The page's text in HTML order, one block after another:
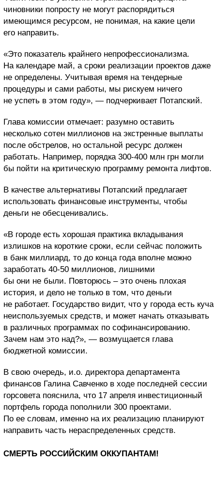
чиновники попросту не могут распорядиться
имеющимся ресурсом, не понимая, на какие цели
его направить.
«Это показатель крайнего непрофессионализма.
На календаре май, а сроки реализации проектов даже
не определены. Учитывая время на тендерные
процедуры и сами работы, мы рискуем ничего
не успеть в этом году», — подчеркивает Потапский.
Глава комиссии отмечает: разумно оставить
несколько сотен миллионов на экстренные выплаты
после обстрелов, но остальной ресурс должен
работать. Например, порядка 300-400 млн грн могли
бы пойти на критическую программу ремонта лифтов.
В качестве альтернативы Потапский предлагает
использовать финансовые инструменты, чтобы
деньги не обесценивались.
«В городе есть хорошая практика вкладывания
излишков на короткие сроки, если сейчас положить
в банк миллиард, то до конца года вполне можно
заработать 40-50 миллионов, лишними
бы они не были. Повторюсь – это очень плохая
история, и дело не только в том, что деньги
не работает. Государство видит, что у города есть куча
неиспользуемых средств, и может начать отказывать
в различных программах по софинансированию.
Зачем нам это над?», — возмущается глава
бюджетной комиссии.
В свою очередь, и.о. директора департамента
финансов Галина Савченко в ходе последней сессии
горсовета пояснила, что 17 апреля инвестиционный
портфель города пополнили 300 проектами.
По ее словам, именно на их реализацию планируют
направить часть нераспределенных средств.
СМЕРТЬ РОССИЙСКИМ ОККУПАНТАМ!